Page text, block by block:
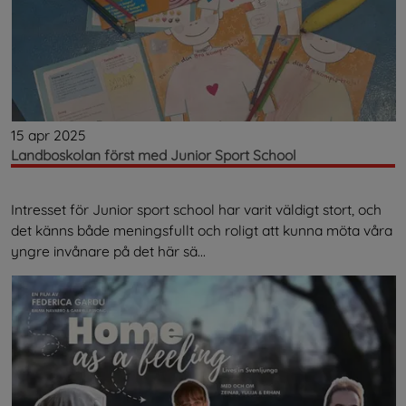
15 apr 2025
Landboskolan först med Junior Sport School
Intresset för Junior sport school har varit väldigt stort, och
det känns både meningsfullt och roligt att kunna möta våra
yngre invånare på det här sä...